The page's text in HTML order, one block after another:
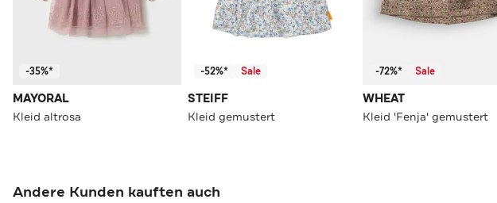
-35%*
MAYORAL
Kleid altrosa
-52%* Sale
STEIFF
Kleid gemustert
-72%* Sale
WHEAT
Kleid 'Fenja' gemustert
Andere Kunden kauften auch